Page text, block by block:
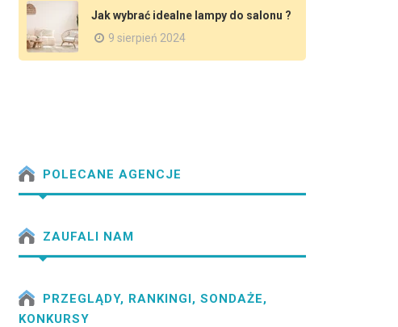
Jak wybrać idealne lampy do salonu ?
9 sierpień 2024
POLECANE AGENCJE
ZAUFALI NAM
PRZEGLĄDY, RANKINGI, SONDAŻE,
KONKURSY